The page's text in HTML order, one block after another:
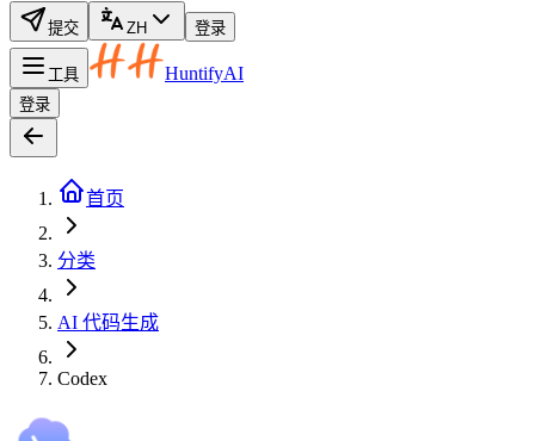
提交 ZH 登录
工具 HuntifyAI
登录
首页
分类
AI 代码生成
Codex